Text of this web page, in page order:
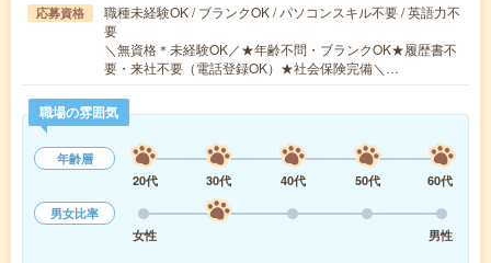
応募資格
職種未経験OK / ブランクOK / パソコンスキル不要 / 英語力不
要
＼無資格＊未経験OK／★年齢不問・ブランクOK★履歴書不
要・来社不要（電話登録OK）★社会保険完備＼…
職場の雰囲気
年齢層
20代
30代 40代 50代
60代
男女比率
女性
男性